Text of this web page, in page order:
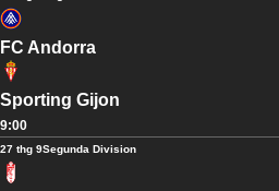
FC Andorra
Sporting Gijon
9:00
27 thg 9Segunda Division